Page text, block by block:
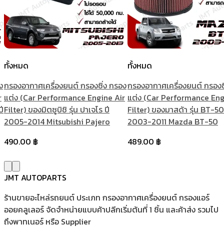
ทั้งหมด
กรองอากาศเครื่องยนต์ กรองซิ่ง กรอง
แต่ง (Car Performance Engine Air
Filter) ของมิตซูบิชิ รุ่น ปาเจโร ปี
2005-2014 Mitsubishi Pajero
490.00 ฿
ทั้งหมด
กรองอากาศเครื่องยนต์ กรอ
แต่ง (Car Performance
Filter) ของมาสด้า รุ่น BT-
2003-2011 Mazda BT-50
489.00 ฿
JMT AUTOPARTS
ร้านขายอะไหล่รถยนต์ ประเภท กรองอากาศเครื่องยนต์ กรองแอร์
ออยคลูเลอร์ จัดจำหน่ายแบบค้าปลีกเริ่มต้นที่ 1 ชิ้น และค้าส่ง รวมไป
ถึงพาทเนอร์ หรือ Supplier